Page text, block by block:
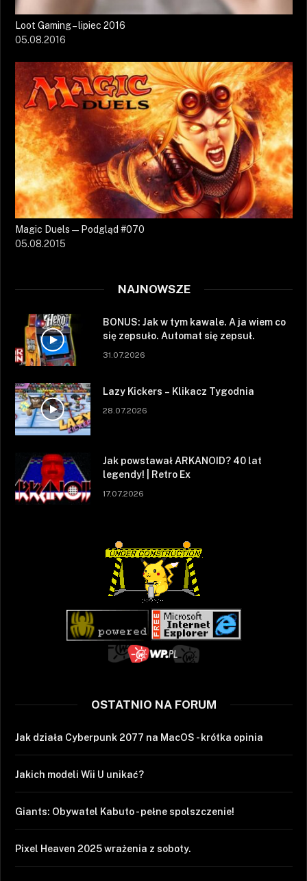
Loot Gaming – lipiec 2016
05.08.2016
Magic Duels — Podgląd #070
05.08.2015
NAJNOWSZE
BONUS: Jak w tym kawale. A ja wiem co
się zepsuło. Automat się zepsuł.
31.07.2026
Lazy Kickers – Klikacz Tygodnia
28.07.2026
Jak powstawał ARKANOID? 40 lat
legendy! | Retro Ex
17.07.2026
OSTATNIO NA FORUM
Jak działa Cyberpunk 2077 na MacOS - krótka opinia
Jakich modeli Wii U unikać?
Giants: Obywatel Kabuto - pełne spolszczenie!
Pixel Heaven 2025 wrażenia z soboty.